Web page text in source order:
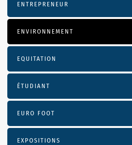
ENTREPRENEUR
ENVIRONNEMENT
EQUITATION
ÉTUDIANT
EURO FOOT
EXPOSITIONS